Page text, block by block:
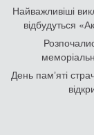
Найважливіші
відбудуться
День памʼяті